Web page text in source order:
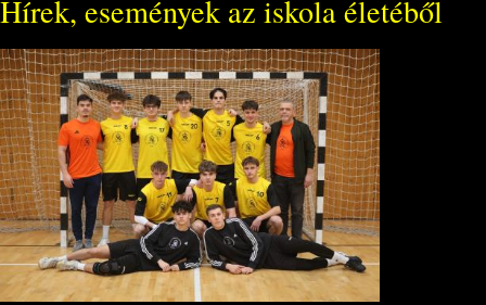
Hírek, események az iskola életéből